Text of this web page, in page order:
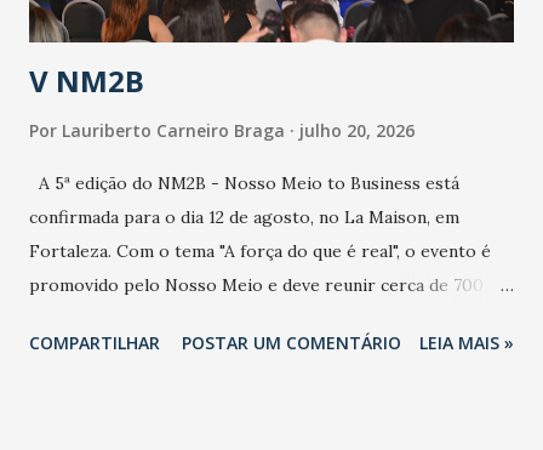
população e ao sistema de saúde. “Precisamos saber fazer a
estratificação do risco da doença, para não so...
V NM2B
Por Lauriberto Carneiro Braga julho 20, 2026
A 5ª edição do NM2B - Nosso Meio to Business está
confirmada para o dia 12 de agosto, no La Maison, em
Fortaleza. Com o tema "A força do que é real", o evento é
promovido pelo Nosso Meio e deve reunir cerca de 700
e lideranças do Mercado Nacional. Desde 2022, o NM2B
COMPARTILHAR POSTAR UM COMENTÁRIO LEIA MAIS »